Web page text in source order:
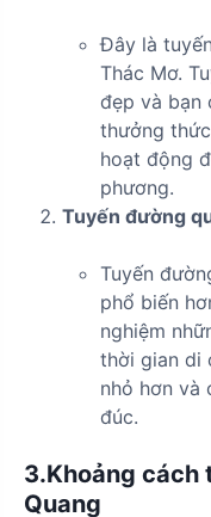
Đây là
Thác Mơ.
đẹp và bạn
thưởng
hoạt động
phương.
Tuyến đường
Tuyến
phổ biến
nghiệm
thời gian di
nhỏ hơn và
đúc.
3.Khoảng cách
Quang